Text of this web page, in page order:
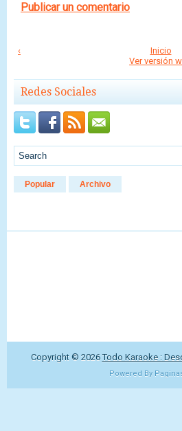
Publicar un comentario
‹
Inicio
Ver versión
Redes Sociales
Popular Archivo
Copyright © 2026Todo Karaoke :
Powered By